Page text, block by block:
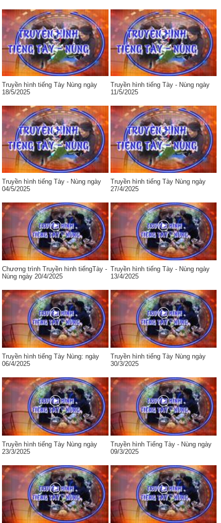
Truyền hình tiếng Tày Nùng ngày
18/5/2025
Truyền hình tiếng Tày - Nùng ngày
11/5/2025
Truyền hình tiếng Tày - Nùng ngày
04/5/2025
Truyền hình tiếng Tày Nùng ngày
27/4/2025
Chương trình Truyền hình tiếngTày -
Nùng ngày 20/4/2025
Truyền hình tiếng Tày - Nùng ngày
13/4/2025
Truyền hình tiếng Tày Nùng: ngày
06/4/2025
Truyền hình tiếng Tày Nùng ngày
30/3/2025
Truyền hình tiếng Tày Nùng ngày
23/3/2025
Truyền hình Tiếng Tày - Nùng ngày
09/3/2025